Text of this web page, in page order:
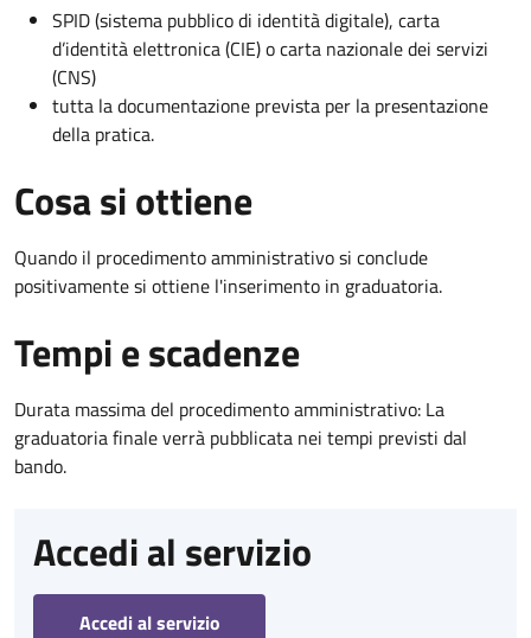
SPID (sistema pubblico di identità digitale), carta
d’identità elettronica (CIE) o carta nazionale dei servizi
(CNS)
tutta la documentazione prevista per la presentazione
della pratica.
Cosa si ottiene
Quando il procedimento amministrativo si conclude
positivamente si ottiene l'inserimento in graduatoria.
Tempi e scadenze
Durata massima del procedimento amministrativo: La
graduatoria finale verrà pubblicata nei tempi previsti dal
bando.
Accedi al servizio
Accedi al servizio